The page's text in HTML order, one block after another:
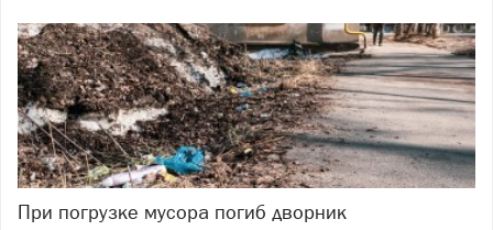
При погрузке мусора погиб дворник